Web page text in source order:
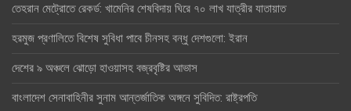
তেহরান মেট্রোতে রেকর্ড: খামেনির শেষবিদায় ঘিরে ৭০ লাখ যাত্রীর যাতায়াত
হরমুজ প্রণালিতে বিশেষ সুবিধা পাবে চীনসহ বন্ধু দেশগুলো: ইরান
দেশের ৯ অঞ্চলে ঝোড়ো হাওয়াসহ বজ্রবৃষ্টির আভাস
বাংলাদেশ সেনাবাহিনীর সুনাম আন্তর্জাতিক অঙ্গনে সুবিদিত: রাষ্ট্রপতি